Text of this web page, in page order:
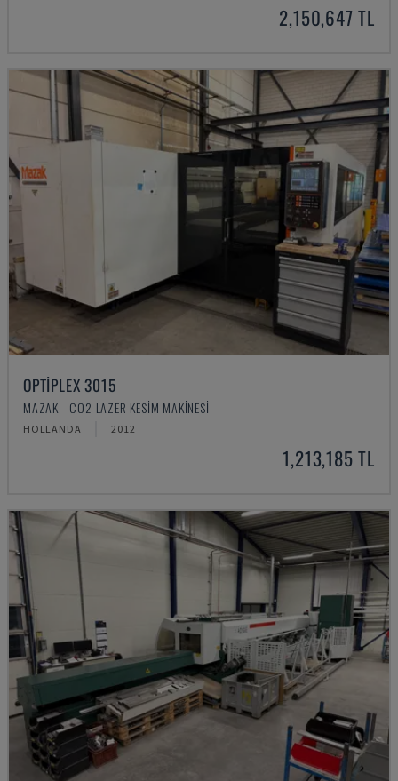
2,150,647 TL
OPTIPLEX 3015
MAZAK - CO2 LAZER KESIM MAKINESI
HOLLANDA 2012
1,213,185 TL